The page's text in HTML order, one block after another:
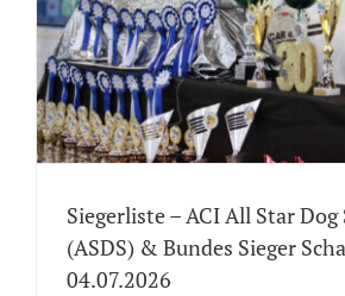
Siegerliste – ACI All Star Dog
(ASDS) & Bundes Sieger
04.07.2026